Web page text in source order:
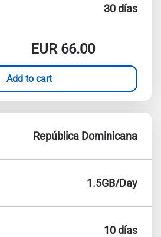
30 días
EUR66.00
Add to cart
República Dominicana
1.5GB/Day
10 días